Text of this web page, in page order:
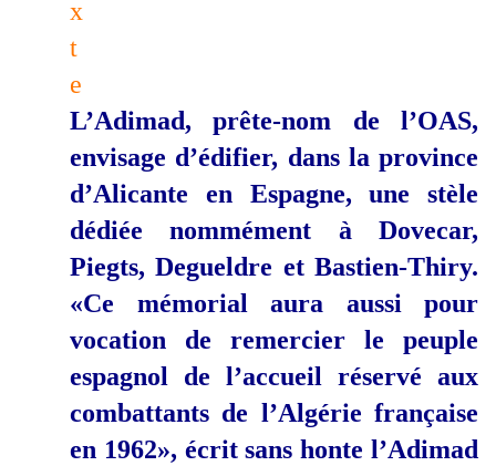
L’Adimad, prête-nom de l’OAS,
envisage d’édifier, dans la province
d’Alicante en Espagne, une stèle
dédiée nommément à Dovecar,
Piegts, Degueldre et Bastien-Thiry.
«Ce mémorial aura aussi pour
vocation de remercier le peuple
espagnol de l’accueil réservé aux
combattants de l’Algérie française
en 1962», écrit sans honte l’Adimad